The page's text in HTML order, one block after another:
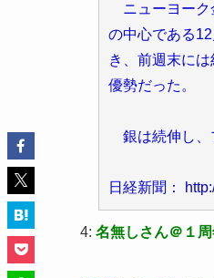
ニューヨーク
の中心である
き、前週末に
優勢だった。
銀は続伸し、
日経新聞：
4: 名無しさん＠１